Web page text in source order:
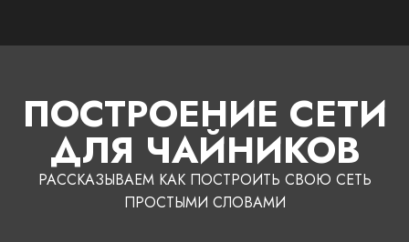
ПОСТРОЕНИЕ СЕТИ
ДЛЯ ЧАЙНИКОВ
РАССКАЗЫВАЕМ КАК ПОСТРОИТЬ СВОЮ СЕТЬ
ПРОСТЫМИ СЛОВАМИ